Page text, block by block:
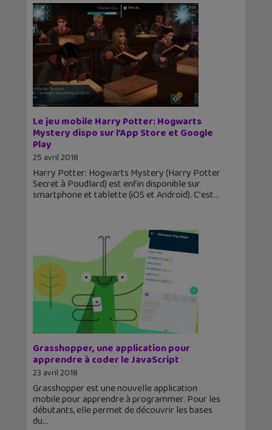
Le jeu mobile Harry Potter: Hogwarts
Mystery dispo sur l’App Store et Google
Play
25 avril 2018
Harry Potter: Hogwarts Mystery (Harry Potter
Secret à Poudlard) est enfin disponible sur
smartphone et tablette (iOS et Android). C'est
Grasshopper, une application pour
apprendre à coder le JavaScript
23 avril 2018
Grasshopper est une nouvelle application
mobile pour apprendre à programmer. Pour les
débutants, elle permet de découvrir les bases
du